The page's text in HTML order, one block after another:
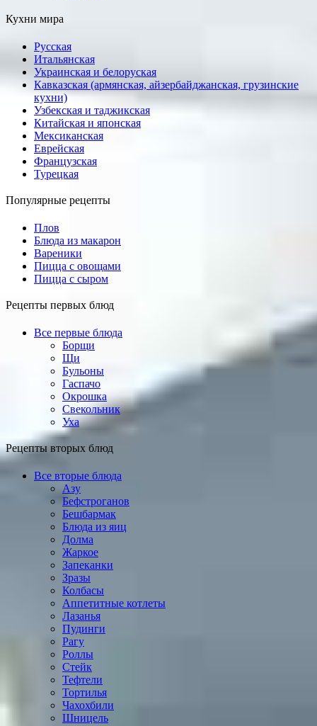
Кухни мира
Русская
Итальянская
Украинская и белоруская
Кавказская (армянская, айзербайджанская, грузинские
кухни)
Узбекская и таджикская
Китайская и японская
Мексиканская
Еврейская
Французская
Турецкая
Популярные рецепты
Плов
Блюда из макарон
Вареники
Пицца с овощами
Пицца с сыром
Рецепты первых блюд
Все первые блюда
Борщи
Щи
Бульоны
Гаспачо
Окрошка
Свекольник
Уха
Рецепты вторых блюд
Все вторые блюда
Азу
Бефстроганов
Бешбармак
Блюда из яиц
Долма
Жаркое
Запеканки
Зразы
Колбасы
Аппетитные котлеты
Лазанья
Пудинги
Рагу
Роллы
Стейк
Тефтели
Тортилья
Чахохбили
Шницель